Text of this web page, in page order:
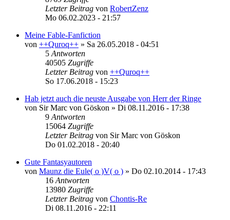
Letzter Beitrag von RobertZenz
Mo 06.02.2023 - 21:57
Meine Fable-Fanfiction
von ++Quroq++ » Sa 26.05.2018 - 04:51
5 Antworten
40505 Zugriffe
Letzter Beitrag von ++Quroq++
So 17.06.2018 - 15:23
Hab jetzt auch die neuste Ausgabe von Herr der Ringe
von Sir Marc von Göskon » Di 08.11.2016 - 17:38
9 Antworten
15064 Zugriffe
Letzter Beitrag von Sir Marc von Göskon
Do 01.02.2018 - 20:40
Gute Fantasyautoren
von Maunz die Eule( o )V( o ) » Do 02.10.2014 - 17:43
16 Antworten
13980 Zugriffe
Letzter Beitrag von Chontis-Re
Di 08.11.2016 - 22:11